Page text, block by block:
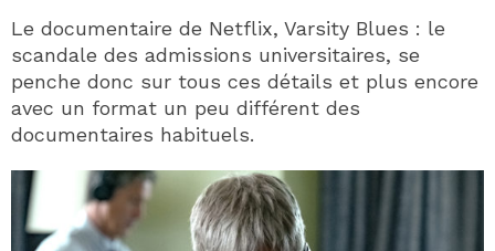
Le documentaire de Netflix, Varsity Blues : le
scandale des admissions universitaires, se
penche donc sur tous ces détails et plus encore
avec un format un peu différent des
documentaires habituels.